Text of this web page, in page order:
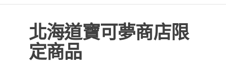
北海道寶可夢商店限
定商品